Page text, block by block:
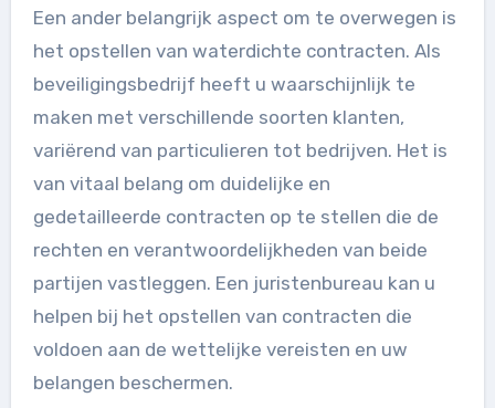
Een ander belangrijk aspect om te overwegen is
het opstellen van waterdichte contracten. Als
beveiligingsbedrijf heeft u waarschijnlijk te
maken met verschillende soorten klanten,
variërend van particulieren tot bedrijven. Het is
van vitaal belang om duidelijke en
gedetailleerde contracten op te stellen die de
rechten en verantwoordelijkheden van beide
partijen vastleggen. Een juristenbureau kan u
helpen bij het opstellen van contracten die
voldoen aan de wettelijke vereisten en uw
belangen beschermen.